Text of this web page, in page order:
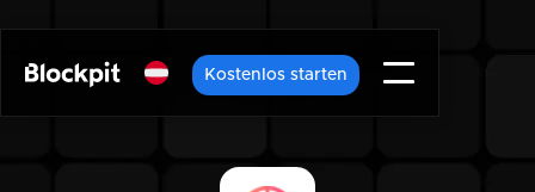
Kostenlos starten